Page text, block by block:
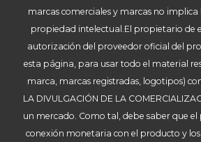
marcas comerciales y marcas no
propiedad intelectual.El propietario de
autorización del proveedor oficial del
esta página, para usar todo el material
marca, marcas registradas, logotipos)
LA DIVULGACIÓN DE LA
un mercado. Como tal, debe saber que
conexión monetaria con el producto y los